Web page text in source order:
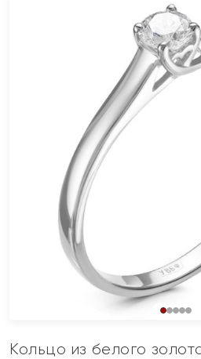
Кольцо из белого